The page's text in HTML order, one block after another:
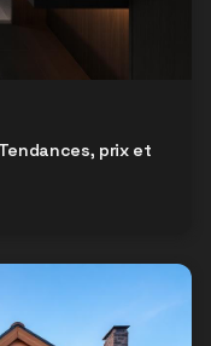
prix et